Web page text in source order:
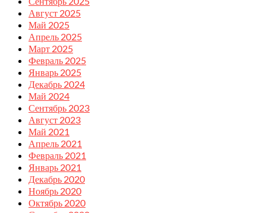
Август 2025
Май 2025
Апрель 2025
Март 2025
Февраль 2025
Январь 2025
Декабрь 2024
Май 2024
Сентябрь 2023
Август 2023
Май 2021
Апрель 2021
Февраль 2021
Январь 2021
Декабрь 2020
Ноябрь 2020
Октябрь 2020